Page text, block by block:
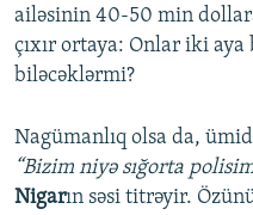
ailəsinin 40-50 min
çıxır ortaya: Onlar iki
biləcəklərmi?
Nagümanlıq olsa da,
“Bizim niyə sığorta
Nigarın səsi titrəyir.